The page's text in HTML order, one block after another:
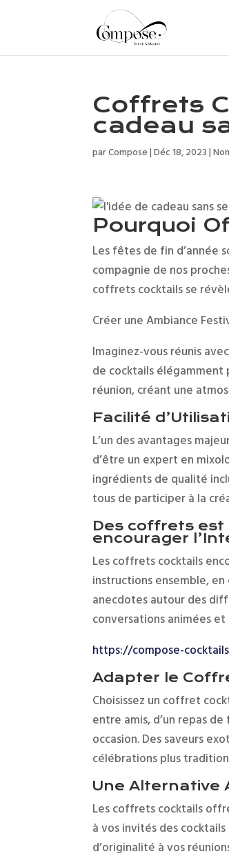
Coffrets
cadeau
parCompose|Déc 18, 2023|
Pourquoi
Les fêtes de fin d’année
compagnie de nos
coffrets cocktails se
Créer une Ambiance
Imaginez-vous réunis
de cocktails
réunion, créant une
Facilité
L’un des avantages
d’être un expert en
ingrédients de qualité
tous de participer à la
Des coffrets est
encourager
Les coffrets cocktails
instructions ensemble,
anecdotes autour des
conversations animées
https://compose-
Adapter le
Choisissez un coffret
entre amis, d’un repas
occasion. Des saveurs
célébrations plus
Une Alternative
Les coffrets cocktails
à vos invités des
d’originalité à vos